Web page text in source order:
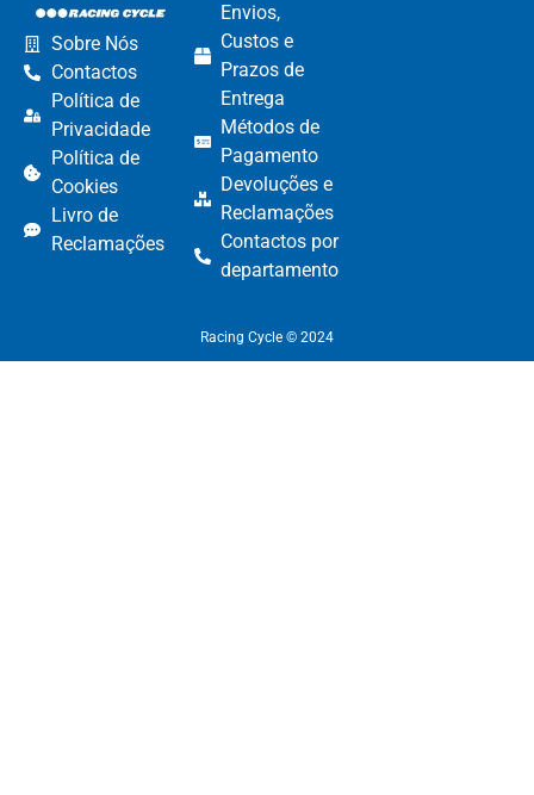
Sobre Nós
Contactos
Política de
Privacidade
Política de
Cookies
Livro de
Reclamações
Envios,
Custos e
Prazos de
Entrega
Métodos de
Pagamento​
Devoluções e
Reclamações​
Contactos por
departamento​
Racing Cycle © 2024